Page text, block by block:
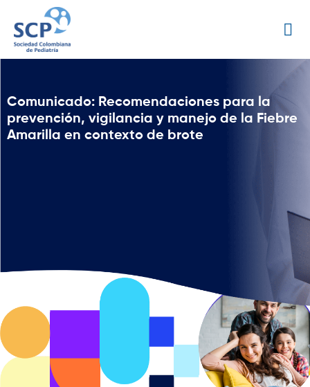
Comunicado: Recomendaciones para la
prevención, vigilancia y manejo de la Fiebre
Amarilla en contexto de brote